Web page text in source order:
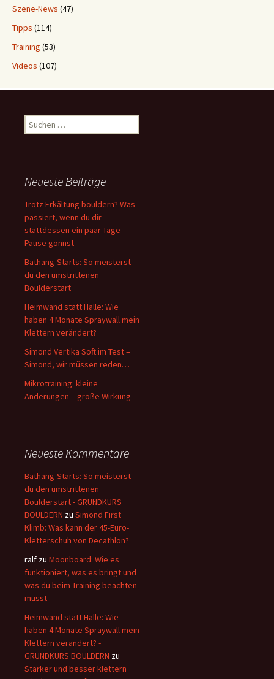
Szene-News (47)
Tipps (114)
Training (53)
Videos (107)
Suchen
nach:
Neueste Beiträge
Trotz Erkältung bouldern? Was
passiert, wenn du dir
stattdessen ein paar Tage
Pause gönnst
Bathang-Starts: So meisterst
du den umstrittenen
Boulderstart
Heimwand statt Halle: Wie
haben 4 Monate Spraywall mein
Klettern verändert?
Simond Vertika Soft im Test –
Simond, wir müssen reden…
Mikrotraining: kleine
Änderungen – große Wirkung
Neueste Kommentare
Bathang-Starts: So meisterst
du den umstrittenen
Boulderstart - GRUNDKURS
BOULDERN zu Simond First
Klimb: Was kann der 45-Euro-
Kletterschuh von Decathlon?
ralf zu Moonboard: Wie es
funktioniert, was es bringt und
was du beim Training beachten
musst
Heimwand statt Halle: Wie
haben 4 Monate Spraywall mein
Klettern verändert? -
GRUNDKURS BOULDERN zu
Stärker und besser klettern